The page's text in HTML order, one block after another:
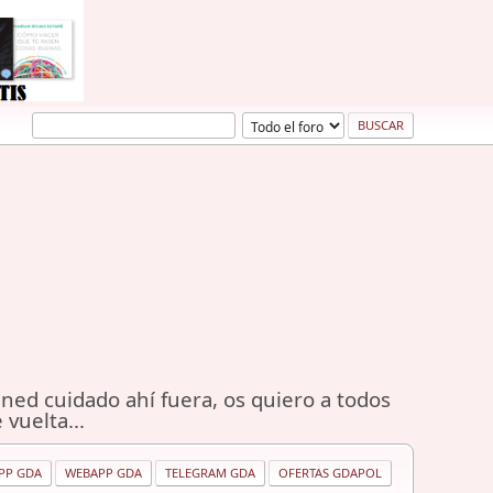
cuidado ahí fuera, os quiero a todos
vuelta...
GDA WEBAPP GDA TELEGRAM GDA OFERTAS GDAPOL